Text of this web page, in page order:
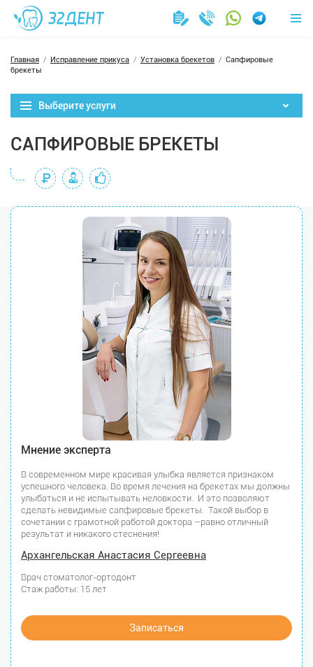
Главная Исправление прикуса Установка брекетов
Сапфировые
брекеты
Выберите услуги
САПФИРОВЫЕ БРЕКЕТЫ
Мнение эксперта
В современном мире красивая улыбка является признаком
успешного человека. Во время лечения на брекетах мы должны
улыбаться и не испытывать неловкости. И это позволяют
сделать невидимые сапфировые брекеты. Такой выбор в
сочетании с грамотной работой доктора –равно отличный
результат и никакого стеснения!
Архангельская Анастасия Сергеевна
Врач стоматолог-ортодонт
Стаж работы: 15 лет
Записаться